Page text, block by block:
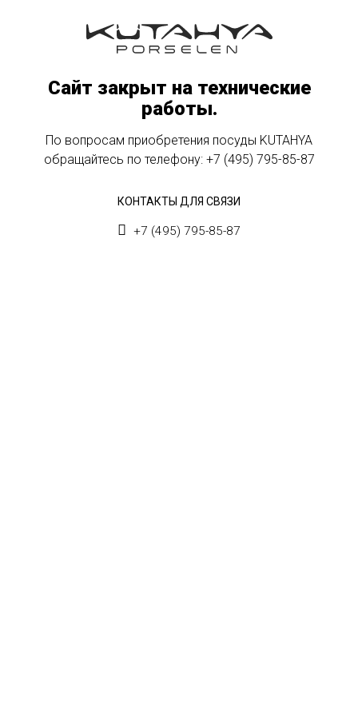
Сайт закрыт на технические
работы.
По вопросам приобретения посуды KUTAHYA
обращайтесь по телефону: +7 (495) 795-85-87
КОНТАКТЫ ДЛЯ СВЯЗИ
+7 (495) 795-85-87